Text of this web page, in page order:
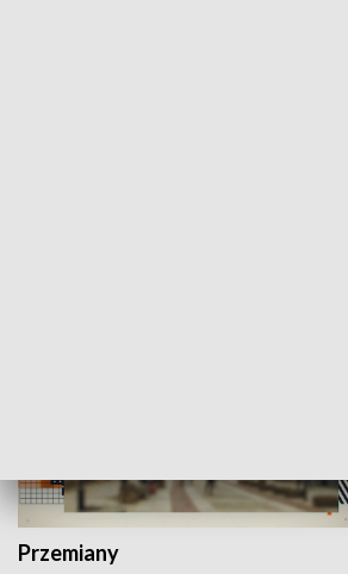
Przemiany